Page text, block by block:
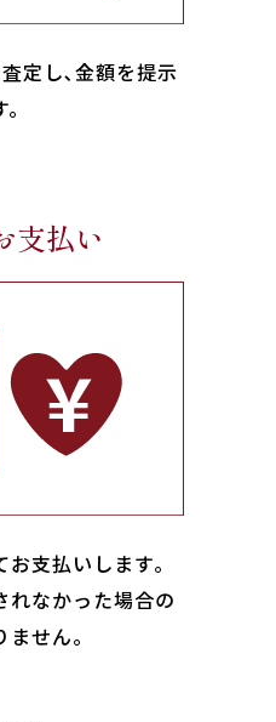
定し､金額を提示
支払い
お支払いします｡
れなかった場合の
せん。